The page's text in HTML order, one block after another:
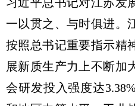
一以贯之、与时俱进。
按照总书记重要指示精
展新质生产力上不断加
会研发投入强度达